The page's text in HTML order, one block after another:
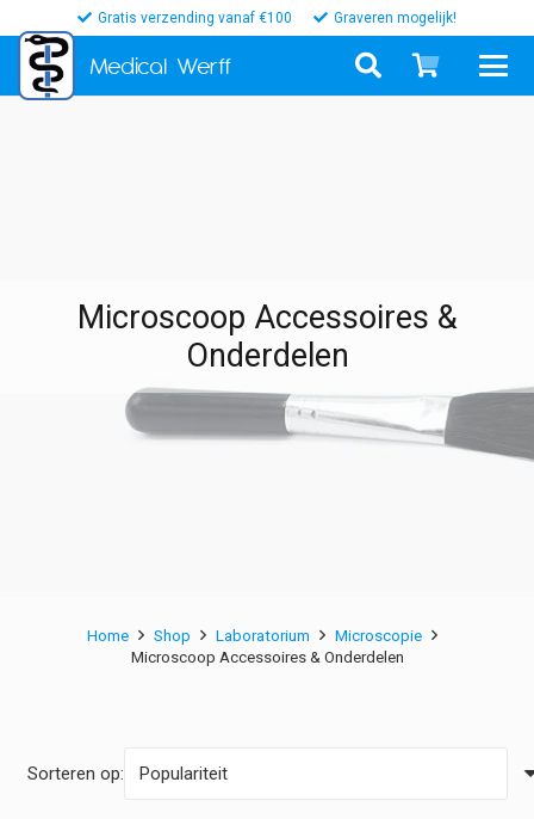
Gratis verzending vanaf €100 Graveren mogelijk!
Medical Werff
Microscoop Accessoires &
Onderdelen
Home Shop Laboratorium
Microscopie
Microscoop Accessoires & Onderdelen
Sorteren op: